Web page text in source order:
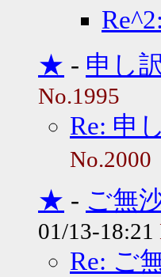
★ - 申し
No.1995
Re: 申
No.2000
★ - ご無
01/13-18:21
Re: ご